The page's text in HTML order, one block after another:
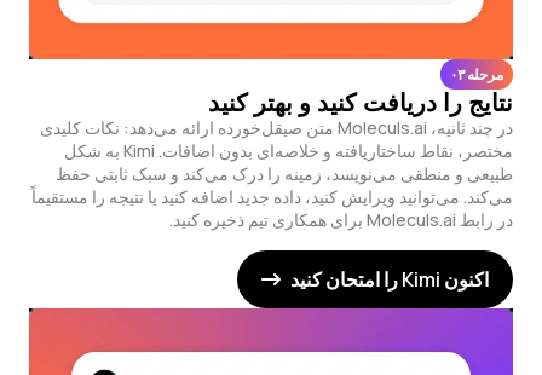
مرحله ۰۳
نتایج را دریافت کنید و بهتر کنید
در چند ثانیه، Moleculs.ai متن صیقل‌خورده ارائه می‌دهد: نکات کلیدی
مختصر، نقاط ساختاریافته و خلاصه‌ای بدون اضافات. Kimi به شکل
طبیعی و منطقی می‌نویسد، زمینه را درک می‌کند و سبک ثابتی حفظ
می‌کند. می‌توانید ویرایش کنید، داده جدید اضافه کنید یا نتیجه را مستقیماً
در رابط Moleculs.ai برای همکاری تیم ذخیره کنید.
اکنون Kimi را امتحان کنید